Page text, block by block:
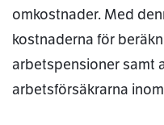
omkostnader. Med
kostnaderna för
arbetspensioner samt
arbetsförsäkrarna